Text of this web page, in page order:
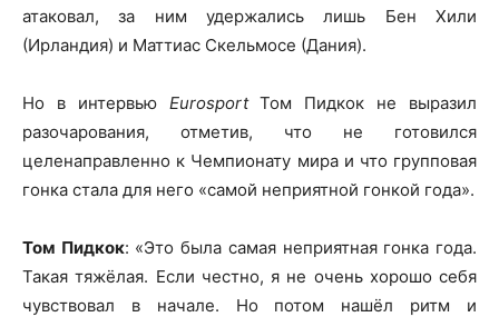
атаковал, за ним удержались лишь Бен Хили
(Ирландия) и Маттиас Скельмосе (Дания).
Но в интервью EurosportТом Пидкок не выразил
разочарования, отметив, что не готовился
целенаправленно к Чемпионату мира и что групповая
гонка стала для него «самой неприятной гонкой года».
Том Пидкок: «Это была самая неприятная гонка года.
Такая тяжёлая. Если честно, я не очень хорошо себя
чувствовал в начале. Но потом нашёл ритм и